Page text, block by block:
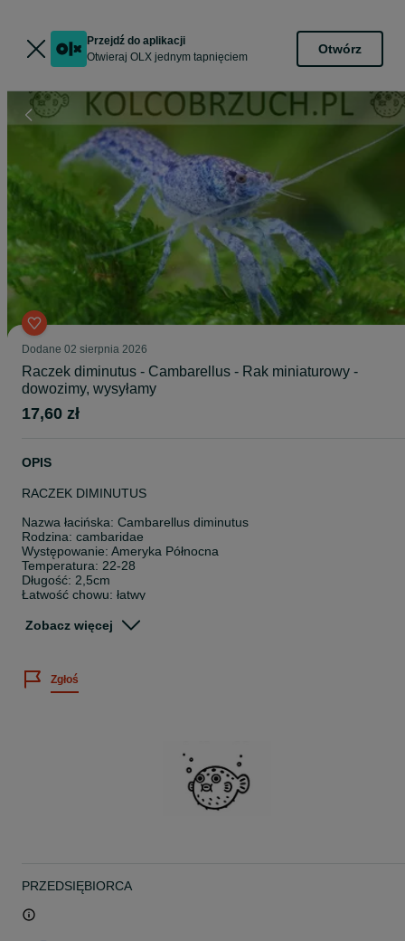
Przejdź do aplikacji
Otwieraj OLX jednym tapnięciem
Otwórz
Dodane 02 sierpnia 2026
Raczek diminutus - Cambarellus - Rak miniaturowy -
dowozimy, wysyłamy
17,60 zł
OPIS
RACZEK DIMINUTUS
Nazwa łacińska: Cambarellus diminutus
Rodzina: cambaridae
Występowanie: Ameryka Północna
Temperatura: 22-28
Długość: 2,5cm
Łatwość chowu: łatwy
Posiadamy bogatą ofertę ryb akwariowych, skorupiaków oraz roślin
wodnych.
Twoje zamówienie dotrze do Ciebie bezpiecznie, ponieważ:
Rybki pakujemy w podwójne worki wypełnione czystym tlenem z
Przesyłki dostarczamy kurierem na terenie całej Polski, w pełnej
zgodności z obowiązującymi przepisami prawa.
Zobacz więcej
Zgłoś
PRZEDSIĘBIORCA